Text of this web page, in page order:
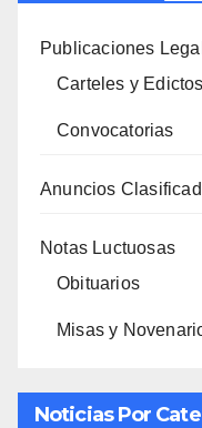
Publicaciones
Carteles y Edictos
Convocatorias
Anuncios
Notas Luctuosas
Obituarios
Misas y
Noticias Por